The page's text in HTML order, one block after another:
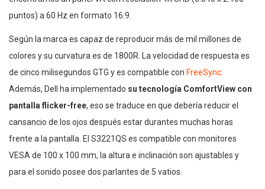
puntos) a 60 Hz en formato 16:9.
Según la marca es capaz de reproducir más de mil millones de
colores y su curvatura es de 1800R. La velocidad de respuesta es
de cinco milisegundos GTG y es compatible con FreeSync.
Además, Dell ha implementado su tecnología ComfortView con
pantalla flicker-free, eso se traduce en que debería reducir el
cansancio de los ojos después estar durantes muchas horas
frente a la pantalla. El S3221QS es compatible con monitores
VESA de 100 x 100 mm, la altura e inclinación son ajustables y
para el sonido posee dos parlantes de 5 vatios.